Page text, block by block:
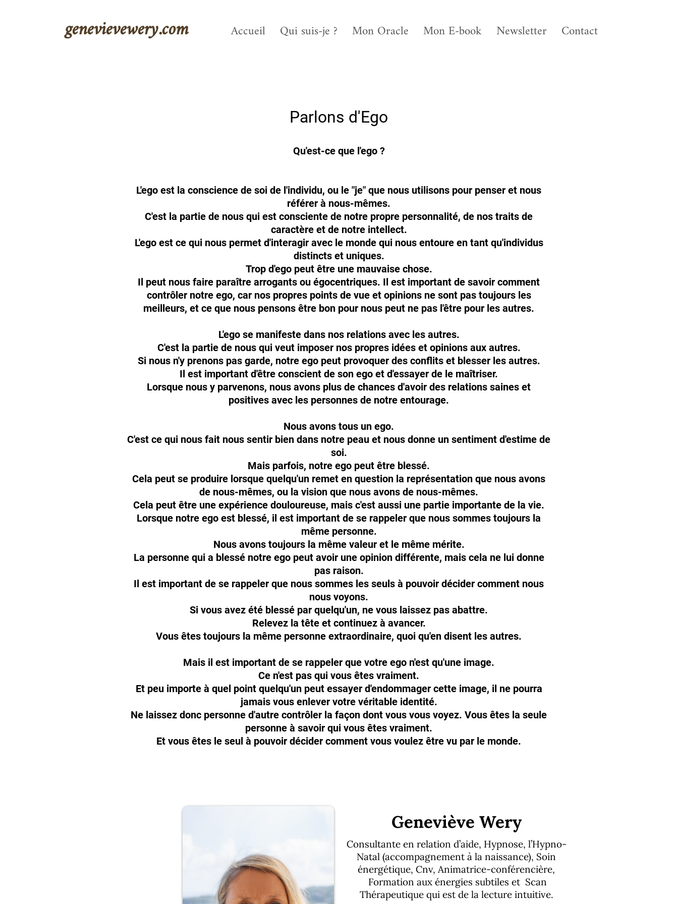
genevievewery.com Accueil Qui suis-je ? Mon Oracle Mon E-book Newsletter Contact
Parlons d'Ego
Qu'est-ce que l'ego ?
L'ego est la conscience de soi de l'individu, ou le "je" que nous utilisons pour penser et nous
référer à nous-mêmes.
C'est la partie de nous qui est consciente de notre propre personnalité, de nos traits de
caractère et de notre intellect.
L'ego est ce qui nous permet d'interagir avec le monde qui nous entoure en tant qu'individus
distincts et uniques.
Trop d'ego peut être une mauvaise chose.
Il peut nous faire paraître arrogants ou égocentriques. Il est important de savoir comment
contrôler notre ego, car nos propres points de vue et opinions ne sont pas toujours les
meilleurs, et ce que nous pensons être bon pour nous peut ne pas l'être pour les autres.
L'ego se manifeste dans nos relations avec les autres.
C'est la partie de nous qui veut imposer nos propres idées et opinions aux autres.
Si nous n'y prenons pas garde, notre ego peut provoquer des conflits et blesser les autres.
Il est important d'être conscient de son ego et d'essayer de le maîtriser.
Lorsque nous y parvenons, nous avons plus de chances d'avoir des relations saines et
positives avec les personnes de notre entourage.
Nous avons tous un ego.
C'est ce qui nous fait nous sentir bien dans notre peau et nous donne un sentiment d'estime de
soi.
Mais parfois, notre ego peut être blessé.
Cela peut se produire lorsque quelqu'un remet en question la représentation que nous avons
de nous-mêmes, ou la vision que nous avons de nous-mêmes.
Cela peut être une expérience douloureuse, mais c'est aussi une partie importante de la vie.
Lorsque notre ego est blessé, il est important de se rappeler que nous sommes toujours la
même personne.
Nous avons toujours la même valeur et le même mérite.
La personne qui a blessé notre ego peut avoir une opinion différente, mais cela ne lui donne
pas raison.
Il est important de se rappeler que nous sommes les seuls à pouvoir décider comment nous
nous voyons.
Si vous avez été blessé par quelqu'un, ne vous laissez pas abattre.
Relevez la tête et continuez à avancer.
Vous êtes toujours la même personne extraordinaire, quoi qu'en disent les autres.
Mais il est important de se rappeler que votre ego n'est qu'une image.
Ce n'est pas qui vous êtes vraiment.
Et peu importe à quel point quelqu'un peut essayer d'endommager cette image, il ne pourra
jamais vous enlever votre véritable identité.
Ne laissez donc personne d'autre contrôler la façon dont vous vous voyez. Vous êtes la seule
personne à savoir qui vous êtes vraiment.
Et vous êtes le seul à pouvoir décider comment vous voulez être vu par le monde.
Geneviève Wery
Consultante en relation d’aide, Hypnose, l’Hypno-
Natal (accompagnement à la naissance), Soin
énergétique, Cnv, Animatrice-conférencière,
Formation aux énergies subtiles et Scan
Thérapeutique qui est de la lecture intuitive.